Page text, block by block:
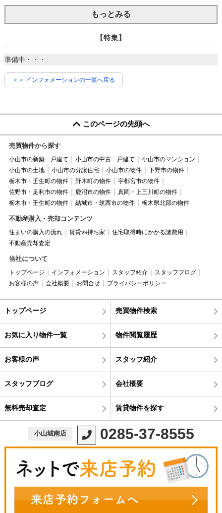
もっとみる
【特集】
準備中・・・
＜＜ インフォメーションの一覧へ戻る
このページの先頭へ
売買物件から探す
小山市の新築一戸建て 小山市の中古一戸建て
小山市のマンション
小山市の土地
小山市の分譲住宅 小山市の物件
下野市の物件
栃木市・壬生町の物件
野木町の物件
宇都宮市の物件
佐野市・足利市の物件
鹿沼市の物件
真岡・上三川町の物件
栃木市・壬生町の物件
結城市・筑西市の物件 栃木県北部の物件
不動産購入・売却コンテンツ
住まいの購入の流れ 賃貸vs持ち家
住宅取得時にかかる諸費用
不動産売却査定
当社について
トップページ インフォメーション スタッフ紹介
スタッフブログ
お客様の声
会社概要 お問合せ プライバシーポリシー
トップページ 売買物件検索
お気に入り物件一覧 物件閲覧履歴
お客様の声 スタッフ紹介
スタッフブログ 会社概要
無料売却査定 賃貸物件を探す
小山城南店 0285-37-8555